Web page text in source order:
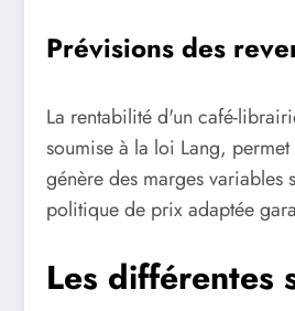
Prévisions des
La rentabilité d'un café-
soumise à la loi Lang,
génère des marges variables
politique de prix adaptée
Les différentes